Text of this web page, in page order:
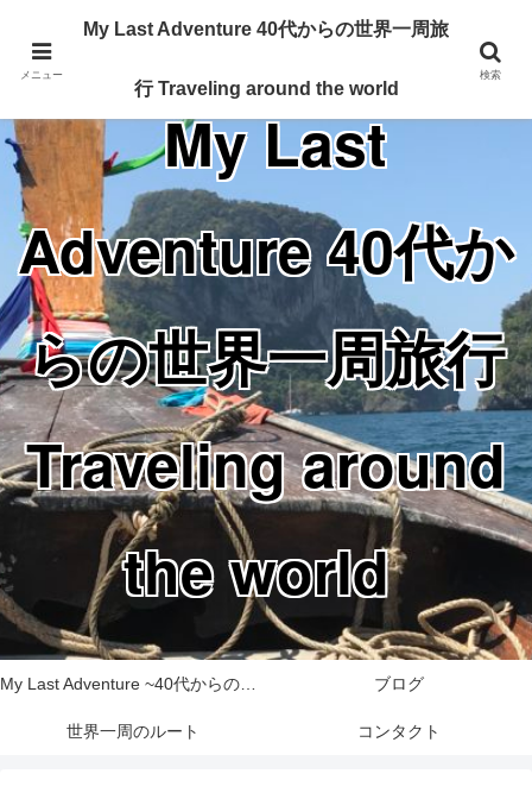
Traveling around the world from my 40's
My Last
Adventure 40代か
らの世界一周旅行
Traveling around
the world
My Last Adventure ~40代からの世界一周旅行記~ ブログ
世界一周のルート コンタクト
メニュー
My Last Adventure 40代からの世界一周旅
行 Traveling around the world
検索